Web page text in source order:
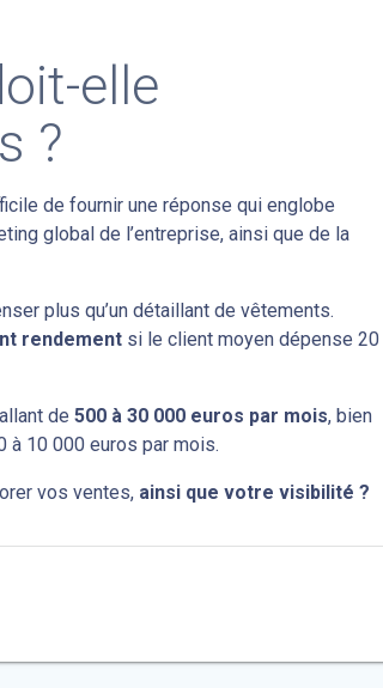
elle
?
de fournir une réponse qui englobe
global de l’entreprise, ainsi que de la
plus qu’un détaillant de vêtements.
rendement si le client moyen dépense 20
de500 à 30 000 euros par mois, bien
10 000 euros par mois.
vos ventes, ainsi que votre visibilité ?